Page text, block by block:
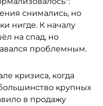
снимались, но
нигде. К началу
на спад, но
проблемным.
кризиса, когда
крупных
в продажу